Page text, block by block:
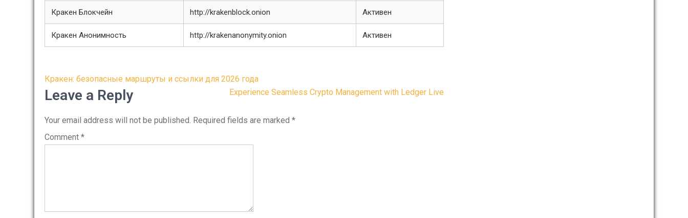
Кракен Блокчейн http://krakenblock.onion Активен
Кракен Анонимность http://krakenanonymity.onion Активен
Post
navigation
Кракен: безопасные маршруты и ссылки для 2026 года
Experience Seamless Crypto Management with Ledger Live
Leave a Reply
Your email address will not be published. Required fields are marked *
Comment *